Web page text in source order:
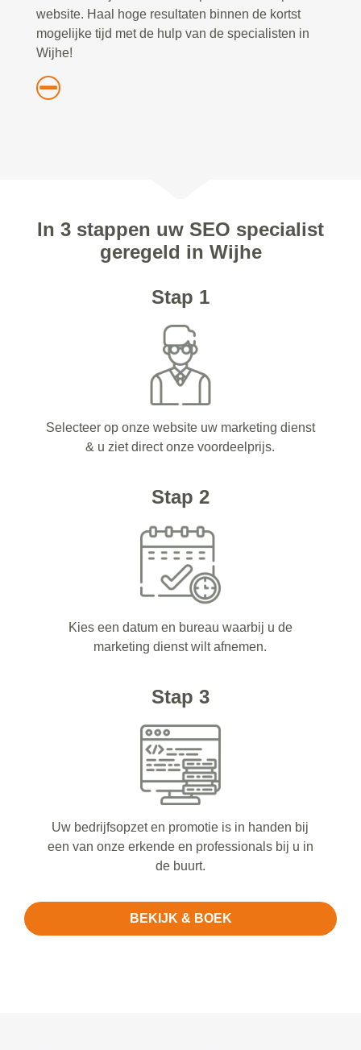
website. Haal hoge resultaten binnen de kortst
mogelijke tijd met de hulp van de specialisten in
Wijhe!
In 3 stappen uw SEO specialist
geregeld in Wijhe
Stap 1
Selecteer op onze website uw marketing dienst
& u ziet direct onze voordeelprijs.
Stap 2
Kies een datum en bureau waarbij u de
marketing dienst wilt afnemen.
Stap 3
Uw bedrijfsopzet en promotie is in handen bij
een van onze erkende en professionals bij u in
de buurt.
BEKIJK & BOEK